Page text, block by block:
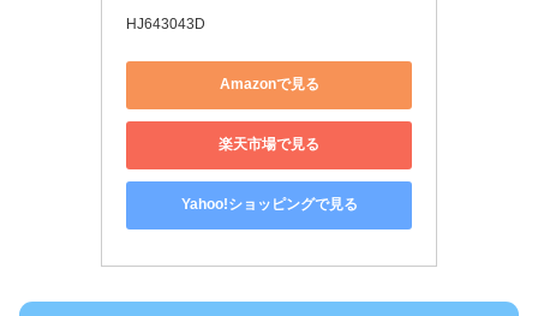
HJ643043D
Amazonで見る
楽天市場で見る
Yahoo!ショッピングで見る